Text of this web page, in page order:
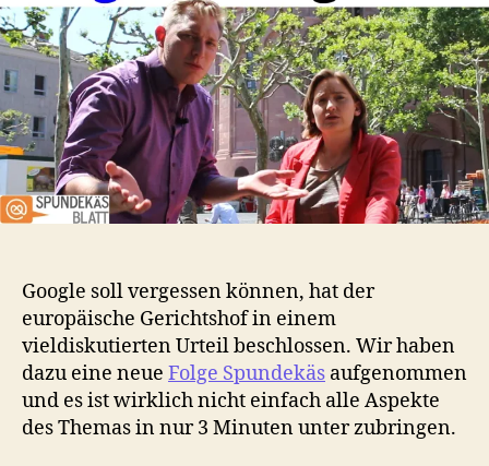
müssen
wir
verzeihen?
Google soll vergessen können, hat der
europäische Gerichtshof in einem
vieldiskutierten Urteil beschlossen. Wir haben
dazu eine neue Folge Spundekäs aufgenommen
und es ist wirklich nicht einfach alle Aspekte
des Themas in nur 3 Minuten unter zubringen.